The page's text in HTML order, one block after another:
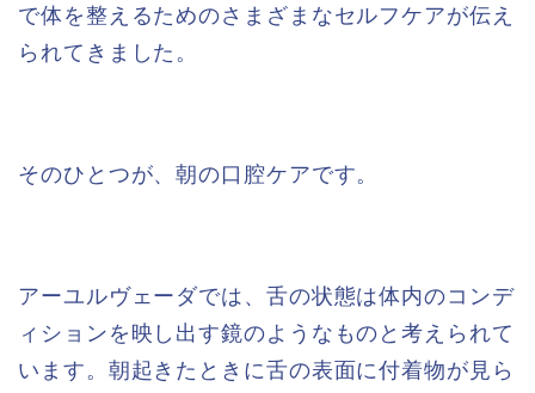
で体を整えるためのさまざまなセルフケアが伝え
られてきました。
そのひとつが、朝の口腔ケアです。
アーユルヴェーダでは、舌の状態は体内のコンデ
ィションを映し出す鏡のようなものと考えられて
います。朝起きたときに舌の表面に付着物が見ら